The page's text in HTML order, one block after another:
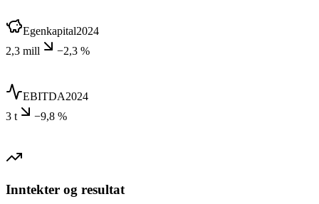
Egenkapital2024
2,3 mill
−2,3 %
EBITDA2024
3 t
−9,8 %
Inntekter og resultat